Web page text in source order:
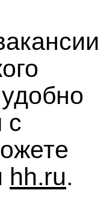
с
hh.ru.